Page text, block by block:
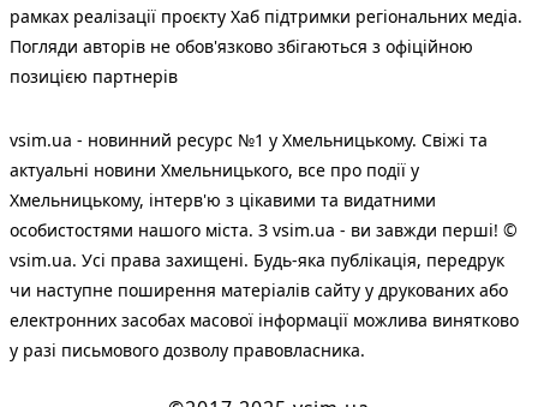
рамках реалізації проєкту Хаб підтримки регіональних медіа.
Погляди авторів не обов'язково збігаються з офіційною
позицією партнерів
vsim.ua - новинний ресурс №1 у Хмельницькому. Свіжі та
актуальні новини Хмельницького, все про події у
Хмельницькому, інтерв'ю з цікавими та видатними
особистостями нашого міста. З vsim.ua - ви завжди перші! ©
vsim.ua. Усі права захищені. Будь-яка публiкацiя, передрук
чи наступне поширення матеріалів сайту у друкованих або
електронних засобах масової інформації можлива винятково
у разі письмового дозволу правовласника.